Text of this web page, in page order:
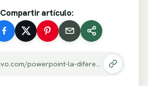
Compartir artículo:
https://renuevo.com/powerpoint-la-diferencia-entre-un-angel-y-un-amigo.html